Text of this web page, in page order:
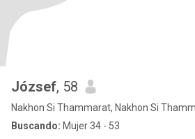
József, 58
Nakhon Si Thammarat, Nakhon Si
Buscando: Mujer 34 - 53